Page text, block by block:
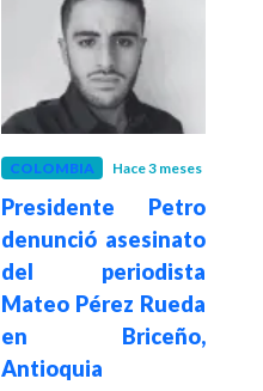
COLOMBIA Hace 3 meses
Presidente Petro
denunció asesinato
del periodista
Mateo Pérez Rueda
en Briceño,
Antioquia